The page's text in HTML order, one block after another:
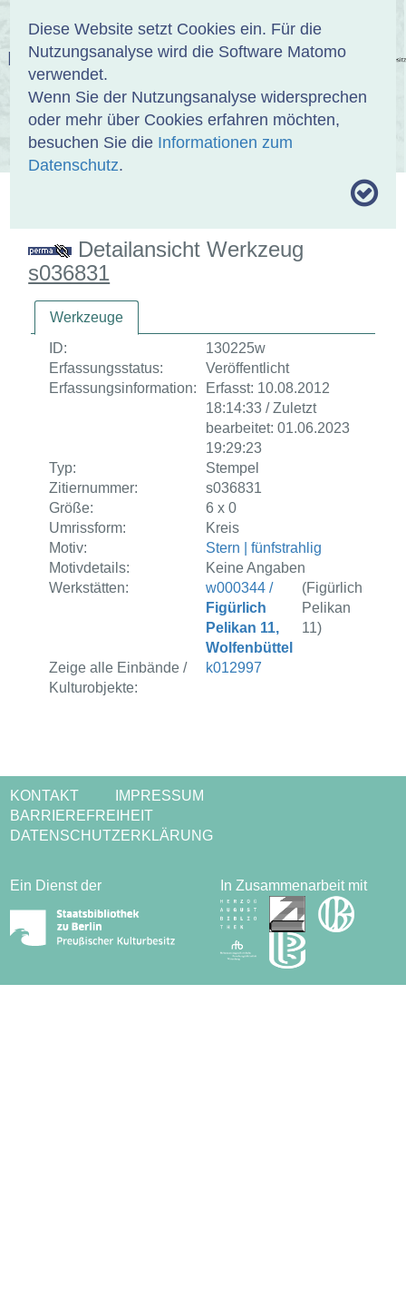
Diese Website setzt Cookies ein. Für die
Nutzungsanalyse wird die Software Matomo
verwendet.
Wenn Sie der Nutzungsanalyse widersprechen
oder mehr über Cookies erfahren möchten,
besuchen Sie die Informationen zum
Datenschutz.
EINBANDDATENBANK
ÜBER UNS SAMMLUNGEN SUCHE
Detailansicht Werkzeug
s036831
Werkzeuge
ID:
130225w
Erfassungsstatus:
Veröffentlicht
Erfassungsinformation:
Erfasst: 10.08.2012
18:14:33 / Zuletzt
bearbeitet: 01.06.2023
19:29:23
Typ:
Stempel
Zitiernummer:
s036831
Größe:
6 x 0
Umrissform:
Kreis
Motiv:
Stern | fünfstrahlig
Motivdetails:
Keine Angaben
Werkstätten:
w000344 /
Figürlich
Pelikan 11,
Wolfenbüttel
(Figürlich
Pelikan
11)
Zeige alle Einbände /
Kulturobjekte:
k012997
KONTAKT
IMPRESSUM
BARRIEREFREIHEIT
DATENSCHUTZERKLÄRUNG
Ein Dienst der In Zusammenarbeit mit